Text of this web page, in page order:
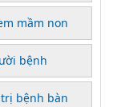
mầm non
bệnh
bệnh bàn